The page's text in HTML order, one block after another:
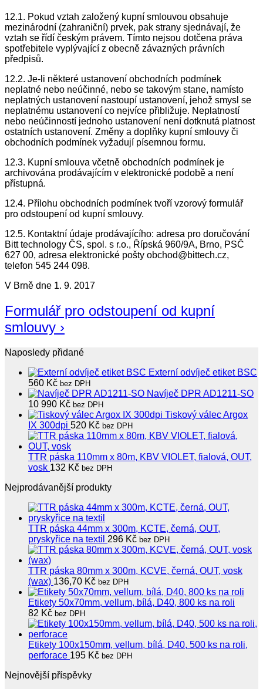
12.1. Pokud vztah založený kupní smlouvou obsahuje
mezinárodní (zahraniční) prvek, pak strany sjednávají, že
vztah se řídí českým právem. Tímto nejsou dotčena práva
spotřebitele vyplývající z obecně závazných právních
předpisů.
12.2. Je-li některé ustanovení obchodních podmínek
neplatné nebo neúčinné, nebo se takovým stane, namísto
neplatných ustanovení nastoupí ustanovení, jehož smysl se
neplatnému ustanovení co nejvíce přibližuje. Neplatností
nebo neúčinností jednoho ustanovení není dotknutá platnost
ostatních ustanovení. Změny a doplňky kupní smlouvy či
obchodních podmínek vyžadují písemnou formu.
12.3. Kupní smlouva včetně obchodních podmínek je
archivována prodávajícím v elektronické podobě a není
přístupná.
12.4. Přílohu obchodních podmínek tvoří vzorový formulář
pro odstoupení od kupní smlouvy.
12.5. Kontaktní údaje prodávajícího: adresa pro doručování
Bitt technology ČS, spol. s r.o., Řípská 960/9A, Brno, PSČ
627 00, adresa elektronické pošty obchod@bittech.cz,
telefon 545 244 098.
V Brně dne 1. 9. 2017
Formulář pro odstoupení od kupní
smlouvy ›
Naposledy přidané
Externí odvíječ etiket BSC
560 Kč bez DPH
Navíječ DPR AD1211-SO
10 990 Kč bez DPH
Tiskový válec Argox
IX 300dpi 520 Kč bez DPH
TTR páska 110mm x 80m, KBV VIOLET, fialová, OUT,
vosk 132 Kč bez DPH
Nejprodávanější produkty
TTR páska 44mm x 300m, KCTE, černá, OUT,
pryskyřice na textil 296 Kč bez DPH
TTR páska 80mm x 300m, KCVE, černá, OUT, vosk
(wax) 136,70 Kč bez DPH
Etikety 50x70mm, vellum, bílá, D40, 800 ks na roli
82 Kč bez DPH
Etikety 100x150mm, vellum, bílá, D40, 500 ks na roli,
perforace 195 Kč bez DPH
Nejnovější příspěvky